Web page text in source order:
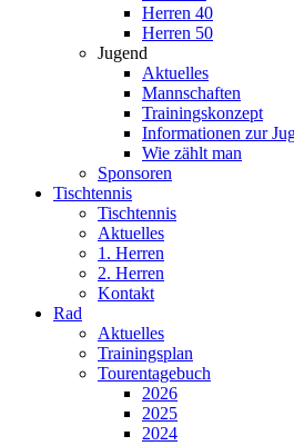
Herren 40
Herren 50
Jugend
Aktuelles
Mannschaften
Trainingskonzept
Informationen zur
Wie zählt man
Sponsoren
Tischtennis
Tischtennis
Aktuelles
1. Herren
2. Herren
Kontakt
Rad
Aktuelles
Trainingsplan
Tourentagebuch
2026
2025
2024